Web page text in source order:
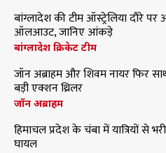
बांग्लादेश की टीम ऑस्ट्रेलिया दौरे
ऑलआउट, जानिए आंकड़े
बांग्लादेश क्रिकेट टीम
जॉन अब्राहम और शिवम नायर फिर
बड़ी एक्शन थ्रिलर
जॉन अब्राहम
हिमाचल प्रदेश के चंबा में यात्रियों से
घायल